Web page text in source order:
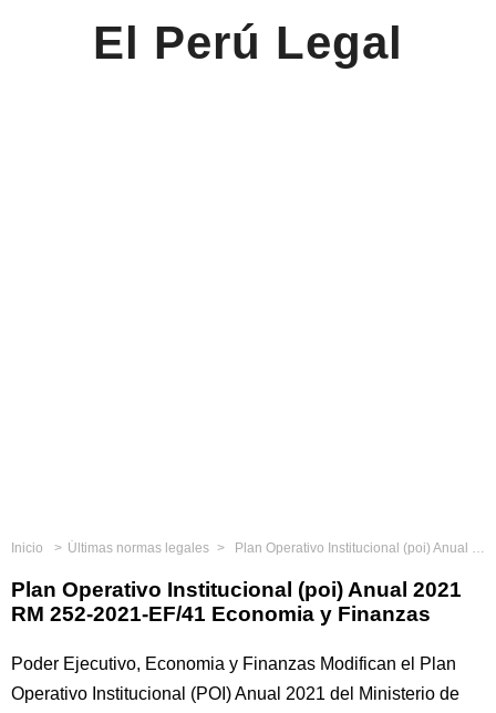
El Perú Legal
Inicio Últimas normas legales Plan Operativo Institucional (poi) Anual 2021 RM 252-2021-EF/41 Economia y Finanzas
Plan Operativo Institucional (poi) Anual 2021
RM 252-2021-EF/41 Economia y Finanzas
Poder Ejecutivo, Economia y Finanzas Modifican el Plan
Operativo Institucional (POI) Anual 2021 del Ministerio de